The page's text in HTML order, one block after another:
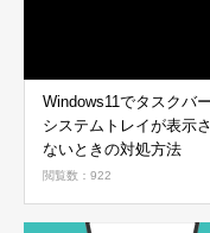
Windows11でタスクバ
システムトレイが表示
ないときの対処方法
閲覧数：922